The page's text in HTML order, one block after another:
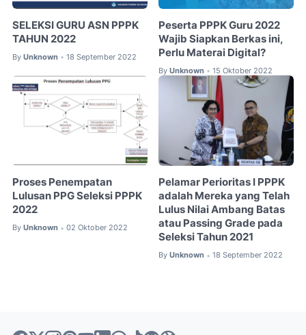
SELEKSI GURU ASN PPPK
TAHUN 2022
By Unknown • 18 September 2022
Peserta PPPK Guru 2022
Wajib Siapkan Berkas ini,
Perlu Materai Digital?
By Unknown • 15 Oktober 2022
Proses Penempatan
Lulusan PPG Seleksi PPPK
2022
By Unknown • 02 Oktober 2022
Pelamar Perioritas I PPPK
adalah Mereka yang Telah
Lulus Nilai Ambang Batas
atau Passing Grade pada
Seleksi Tahun 2021
By Unknown • 18 September 2022